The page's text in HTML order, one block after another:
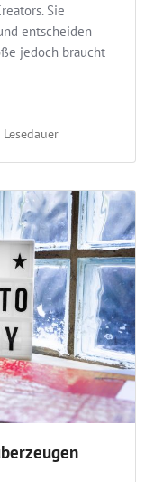
Sie
entscheiden
jedoch braucht